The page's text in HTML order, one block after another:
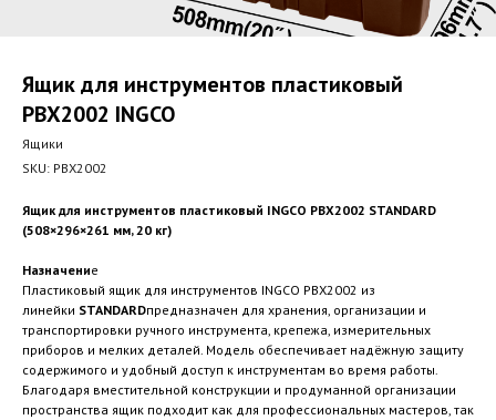
Ящик для инструментов пластиковый
PBX2002 INGCO
Ящики
SKU: PBX2002
Ящик для инструментов пластиковый INGCO PBX2002 STANDARD
(508×296×261 мм, 20 кг)
Назначение
Пластиковый ящик для инструментов INGCO PBX2002 из
линейки STANDARDпредназначен для хранения, организации и
транспортировки ручного инструмента, крепежа, измерительных
приборов и мелких деталей. Модель обеспечивает надёжную защиту
содержимого и удобный доступ к инструментам во время работы.
Благодаря вместительной конструкции и продуманной организации
пространства ящик подходит как для профессиональных мастеров, так